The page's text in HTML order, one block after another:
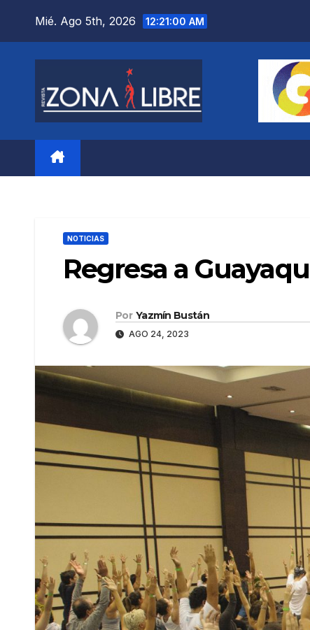
Mié. Ago 5th, 2026 12:21:02 AM
NOTICIAS
Regresa a
Por Yazmín Bustán
AGO 24, 2023